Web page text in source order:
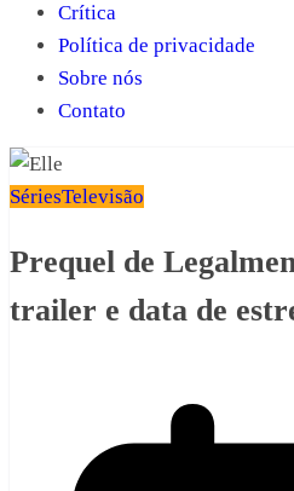
Crítica
Política de privacidade
Sobre nós
Contato
SériesTelevisão
Prequel de
trailer e data de